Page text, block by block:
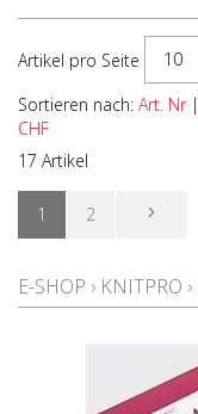
Artikel pro Seite
10
Sortieren nach: Art. Nr|
CHF
17 Artikel
1 2
E-SHOP › KNITPRO ›